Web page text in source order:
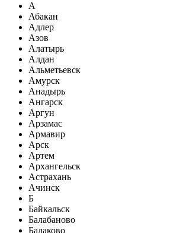
А
Абакан
Адлер
Азов
Алатырь
Алдан
Альметьевск
Амурск
Анадырь
Ангарск
Аргун
Арзамас
Армавир
Арск
Артем
Архангельск
Астрахань
Ачинск
Б
Байкальск
Балабаново
Балаково